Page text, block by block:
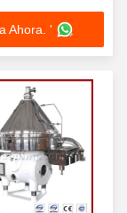
centrífugo,
7,5 kW con
diseño
380V
Ahora. '